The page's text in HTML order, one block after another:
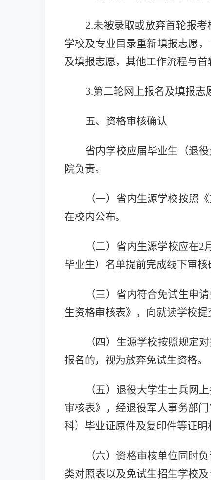
2.未被录取或放弃首轮报
学校及专业目录重新填报志愿
及填报志愿，其他工作流程与首
3.第二轮网上报名及填报志
五、资格审核确认
省内学校应届毕业生（退
院负责。
（一）省内生源学校按照
在校内公布。
（二）省内生源学校应在
毕业生）名单提前完成线下审核
（三）省内符合免试生申
生资格审核表》，向就读学校提
（四）生源学校按照规定
报名的，视为放弃免试生资格。
（五）退役大学生士兵网
审核表》，经退役军人事务部
科）毕业证原件及复印件等证明
（六）资格审核单位同时
类对照表以及免试生招生学校及